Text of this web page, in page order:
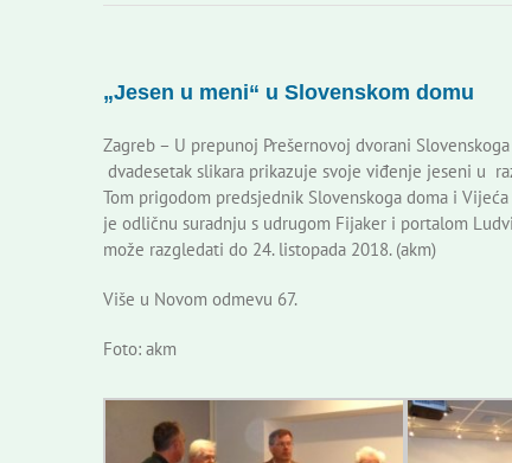
„Jesen u meni“ u Slovenskom domu
Zagreb – U prepunoj Prešernovoj dvorani
dvadesetak slikara prikazuje svoje viđenje jeseni u
Tom prigodom predsjednik Slovenskoga doma i
je odličnu suradnju s udrugom Fijaker i portalom
može razgledati do 24. listopada 2018. (akm)
Više u Novom odmevu 67.
Foto: akm